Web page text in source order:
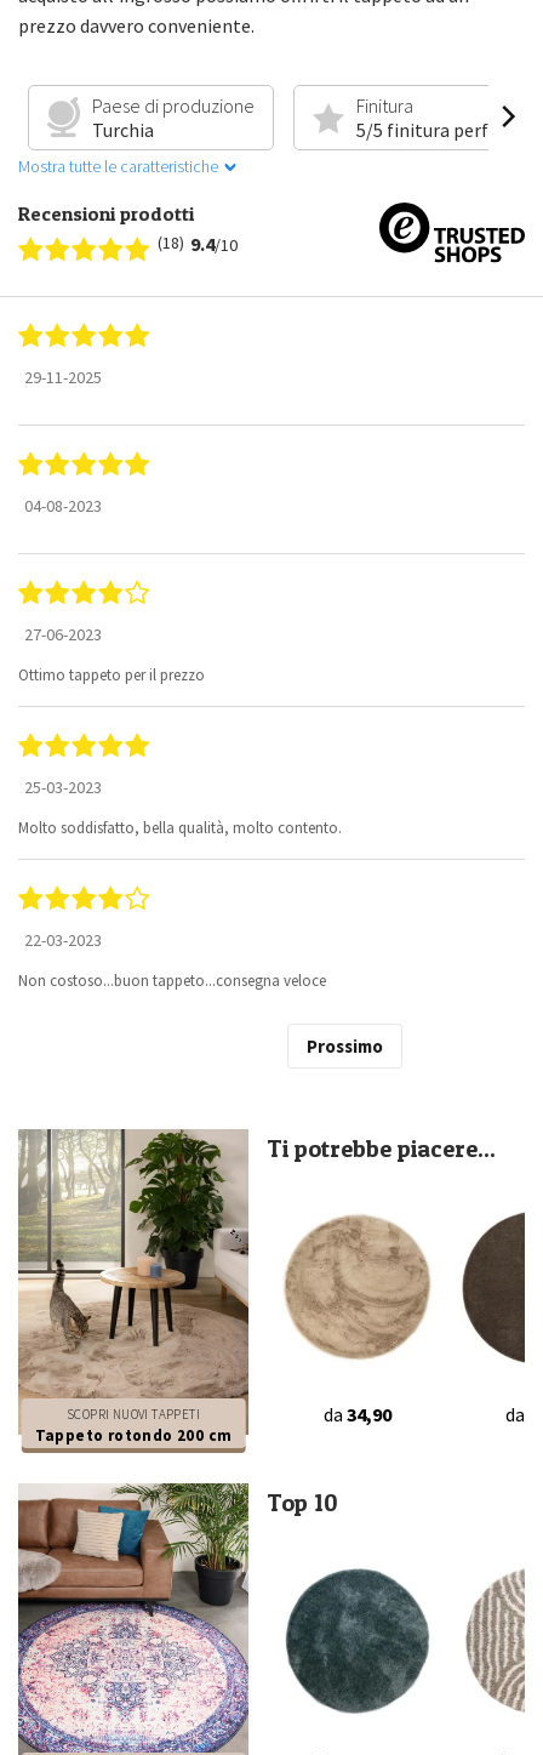
prezzo davvero conveniente.
Paese di produzione
Turchia
Finitura
5/5 finitura perfetta
Mostra tutte le caratteristiche
Recensioni prodotti
(18) 9.4/10
29-11-2025
04-08-2023
27-06-2023
Ottimo tappeto per il prezzo
25-03-2023
Molto soddisfatto, bella qualità, molto contento.
22-03-2023
Non costoso...buon tappeto...consegna veloce
Prossimo
SCOPRI NUOVI TAPPETI
Tappeto rotondo 200 cm
Ti potrebbe piacere...
da 34,90 da
Top 10